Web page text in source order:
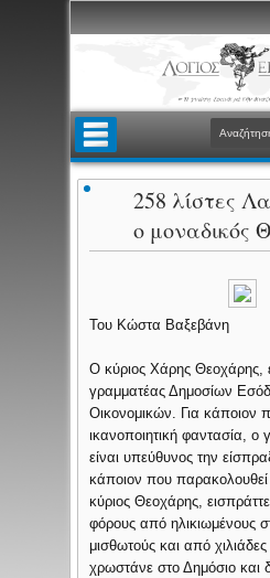
258 λίστες
ο μοναδικός
Του Κώστα Βαξεβάνη
Ο κύριος Χάρης Θεοχάρης,
γραμματέας Δημοσίων
Οικονομικών. Για κάποιον
ικανοποιητική φαντασία, ο
είναι υπεύθυνος την
κάποιον που
κύριος Θεοχάρης,
φόρους από ηλικιωμένους
μισθωτούς και από
χρωστάνε στο Δημόσιο και